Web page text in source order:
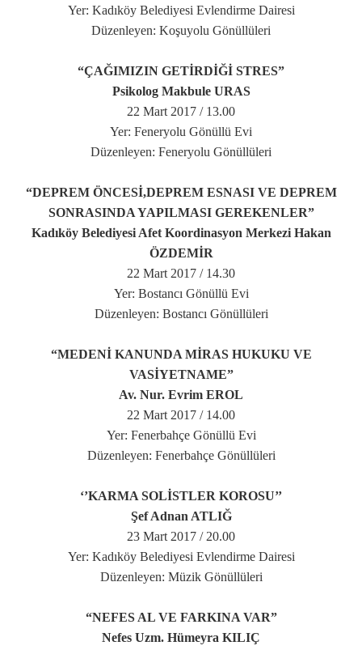
Yer: Kadıköy Belediyesi Evlendirme Dairesi
Düzenleyen: Koşuyolu Gönüllüleri
“ÇAĞIMIZIN GETİRDİĞİ STRES”
Psikolog Makbule URAS
22 Mart 2017 / 13.00
Yer: Feneryolu Gönüllü Evi
Düzenleyen: Feneryolu Gönüllüleri
“DEPREM ÖNCESİ,DEPREM ESNASI VE DEPREM
SONRASINDA YAPILMASI GEREKENLER”
Kadıköy Belediyesi Afet Koordinasyon Merkezi Hakan
ÖZDEMİR
22 Mart 2017 / 14.30
Yer: Bostancı Gönüllü Evi
Düzenleyen: Bostancı Gönüllüleri
“MEDENİ KANUNDA MİRAS HUKUKU VE
VASİYETNAME”
Av. Nur. Evrim EROL
22 Mart 2017 / 14.00
Yer: Fenerbahçe Gönüllü Evi
Düzenleyen: Fenerbahçe Gönüllüleri
‘’KARMA SOLİSTLER KOROSU’’
Şef Adnan ATLIĞ
23 Mart 2017 / 20.00
Yer: Kadıköy Belediyesi Evlendirme Dairesi
Düzenleyen: Müzik Gönüllüleri
“NEFES AL VE FARKINA VAR”
Nefes Uzm. Hümeyra KILIÇ